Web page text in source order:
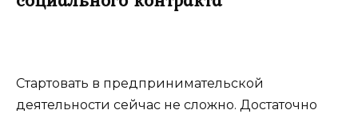
Стартовать в предпринимательской
деятельности сейчас не сложно. Достаточно